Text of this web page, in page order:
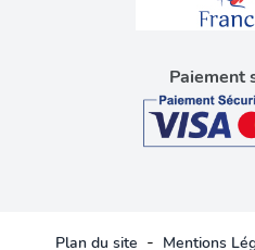
Paiement
Plan du site - Mentions